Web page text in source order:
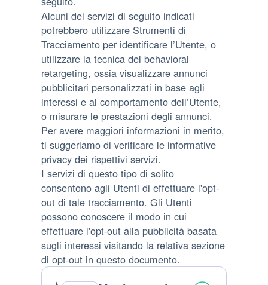
Alcuni dei servizi di seguito indicati
potrebbero utilizzare Strumenti di
Tracciamento per identificare l’Utente, o
utilizzare la tecnica del behavioral
retargeting, ossia visualizzare annunci
pubblicitari personalizzati in base agli
interessi e al comportamento dell’Utente,
o misurare le prestazioni degli annunci.
Per avere maggiori informazioni in merito,
ti suggeriamo di verificare le informative
privacy dei rispettivi servizi.
I servizi di questo tipo di solito
consentono agli Utenti di effettuare l'opt-
out di tale tracciamento. Gli Utenti
possono conoscere il modo in cui
effettuare l'opt-out alla pubblicità basata
sugli interessi visitando la relativa sezione
di opt-out in questo documento.